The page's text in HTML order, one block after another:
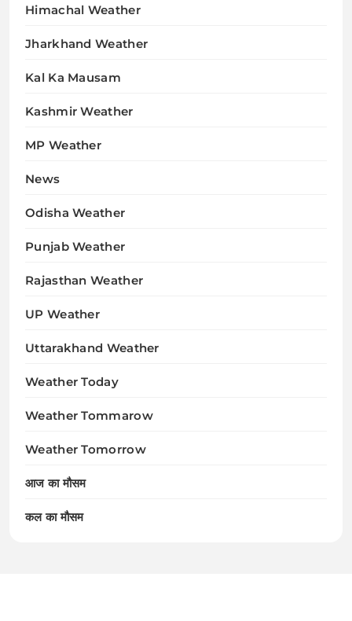
Himachal Weather
Jharkhand Weather
Kal Ka Mausam
Kashmir Weather
MP Weather
News
Odisha Weather
Punjab Weather
Rajasthan Weather
UP Weather
Uttarakhand Weather
Weather Today
Weather Tommarow
Weather Tomorrow
आज का मौसम
कल का मौसम